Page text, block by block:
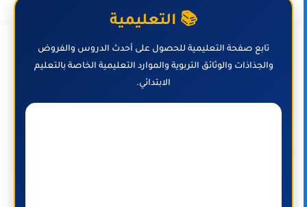
📚 التعليمية
تابع صفحة التعليمية للحصول على أحدث الدروس والفروض
والجذاذات والوثائق التربوية والموارد التعليمية الخاصة بالتعليم
الابتدائي.